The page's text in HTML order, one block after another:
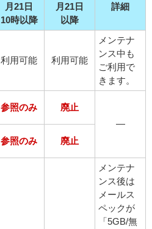
月21日
10時以降
月21日
以降
詳細
利用可能 利用可能
メンテナ
ンス中も
ご利用で
きます。
参照のみ
廃止
―
参照のみ 廃止
メンテナ
ンス後は
メールス
ペックが
「5GB/無